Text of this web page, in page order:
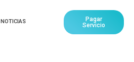
NOTICIAS
Pagar
Servicio